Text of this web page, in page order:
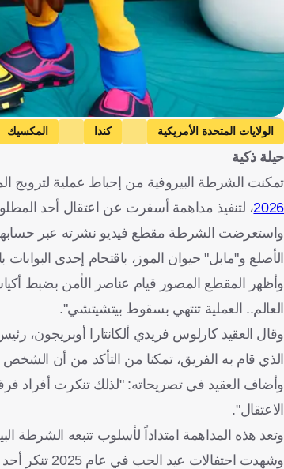
Getty Images
الولايات المتحدة الأمريكية كندا المكسيك
حيلة ذكية
تمكنت الشرطة البيروفية من إحباط عملية لترويج
2026، لتنفيذ مداهمة أسفرت عن اعتقال أحد
واستعرضت الشرطة مقطع فيديو نشرته عبر
الأصلع و"مابل" حيوان الموز، باقتحام إحدى
وأظهر المقطع المصور قيام عناصر الأمن بضبط
العالم.. العملية تنتهي بسقوط بيتشيتشي".
وقال العقيد كارلوس فريدي ألكانتارا أوبريجون،
الذي قام به الفريق، تمكنا من التأكد من أن
وأضاف العقيد في تصريحاته: "لذلك تنكرت أفراد
الاعتقال".
وتعد هذه المداهمة امتداداً لأسلوب تتبعه الشرطة
وشهدت